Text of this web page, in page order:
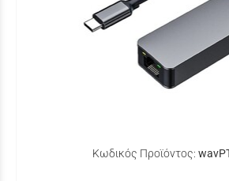
Κωδικός Προϊόντος: